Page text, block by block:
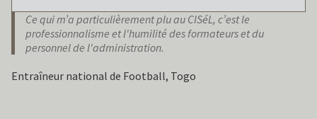
Ce qui m’a particulièrement plu au CISéL, c’est le
professionnalisme et l'humilité des formateurs et du
personnel de l'administration.
Entraîneur national de Football, Togo